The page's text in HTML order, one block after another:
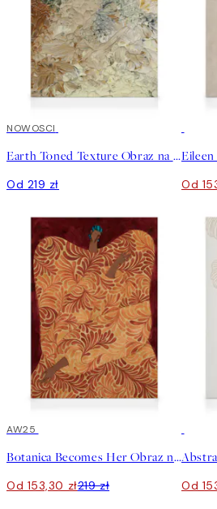
NOWOSCI
Earth Toned Texture Obraz na płótnie
Od 219 zł Od
30%*
AW25
Botanica Becomes Her Obraz na płótnie
Od 153,30 zł219 zł Od